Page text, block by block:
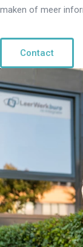
maken of meer
Contact